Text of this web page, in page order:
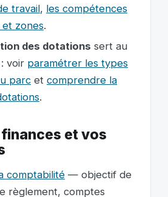
travail, les compétences
et zones.
des dotations sert au
voir paramétrer les types
parc et comprendre la
.
et vos
comptabilité — objectif de
règlement, comptes